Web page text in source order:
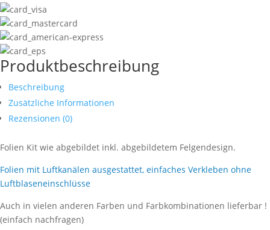
Produktbeschreibung
Beschreibung
Zusätzliche Informationen
Rezensionen (0)
Folien Kit wie abgebildet inkl. abgebildetem Felgendesign.
Folien mit Luftkanälen ausgestattet, einfaches Verkleben ohne
Luftblaseneinschlüsse
Auch in vielen anderen Farben und Farbkombinationen lieferbar !
(einfach nachfragen)